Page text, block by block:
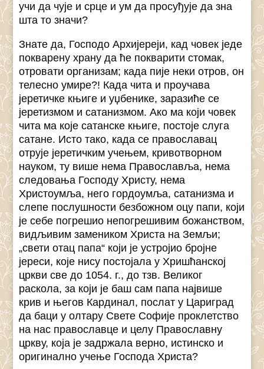
учи да чује и срце и ум да просуђује да зна
шта то значи?
Знате да, Господо Архијереји, кад човек једе
покварену храну да ће покварити стомак,
отровати организам; када пије неки отров, он
телесно умире?! Када чита и проучава
јеретичке књиге и уџбенике, заразиће се
јеретизмом и сатанизмом. Ако ма који човек
чита ма које сатанске књиге, постоје слуга
сатане. Исто тако, када се православац
отрује јеретичким учењем, кривотворном
науком, ту више нема Православља, нема
следовања Господу Христу, нема
Христоумља, него гордоумља, сатанизма и
слепе послушности безбожном оцу папи, који
је себе погрешио непогрешивим божанством,
видљивим замеником Христа на Земљи;
„свети отац папа“ који је устројио бројне
јереси, које нису постојала у Хришћанској
цркви све до 1054. г., до тзв. Великог
раскола, за који је баш сам папа највише
крив и његов Кардинал, послат у Цариград
да баци у олтару Свете Софије проклетство
на нас православце и целу Православну
цркву, која је задржала верно, истинско и
оригинално учење Господа Христа?